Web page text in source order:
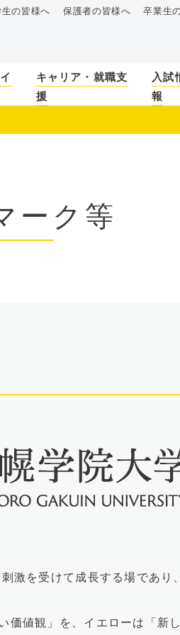
の皆様へ 保護者の皆様へ 卒業生
キャリア・就職支
援
入試
報
ーク等
激を受けて成長する場であり
値観」を、イエローは「新